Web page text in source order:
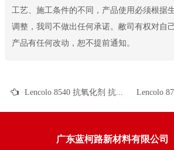
工艺、施工条件的不同，产品使用必须根据
调整，我司不做出任何承诺。敝司有权对自
产品有任何改动，恕不提前通知。
广东蓝柯路新材料有限公司